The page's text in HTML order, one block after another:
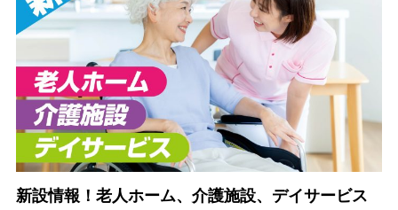
新設情報！老人ホーム、介護施設、デイサービス